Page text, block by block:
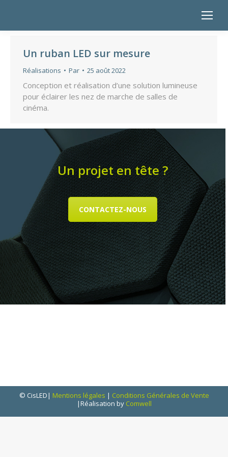
Un ruban LED sur mesure
Réalisations Par 25 août 2022
Conception et réalisation d’une solution lumineuse
pour éclairer les nez de marche de salles de
cinéma.
Un projet en tête ?
CONTACTEZ-NOUS
© CisLED| Mentions légales | Conditions Générales de Vente
|Réalisation by Comwell